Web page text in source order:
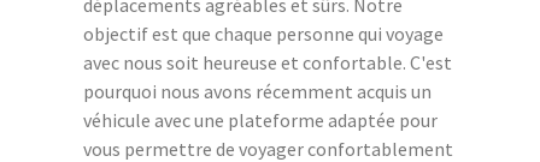
objectif est que chaque personne qui voyage
avec nous soit heureuse et confortable. C'est
pourquoi nous avons récemment acquis un
véhicule avec une plateforme adaptée pour
vous permettre de voyager confortablement